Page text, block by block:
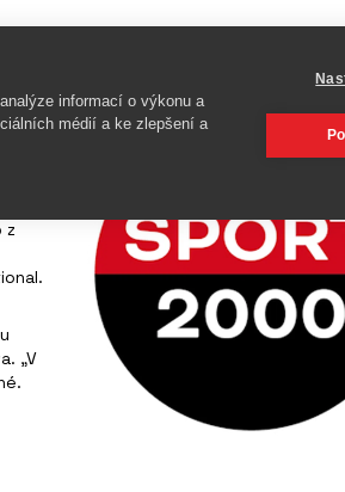
z
„V
informací o výkonu a
médií a ke zlepšení a